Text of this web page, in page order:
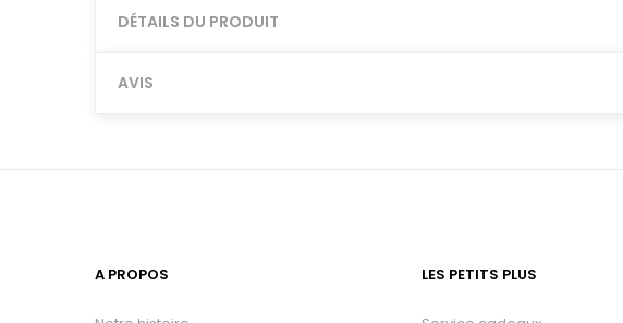
DÉTAILS DU PRODUIT
AVIS
A PROPOS LES PETITS PLUS